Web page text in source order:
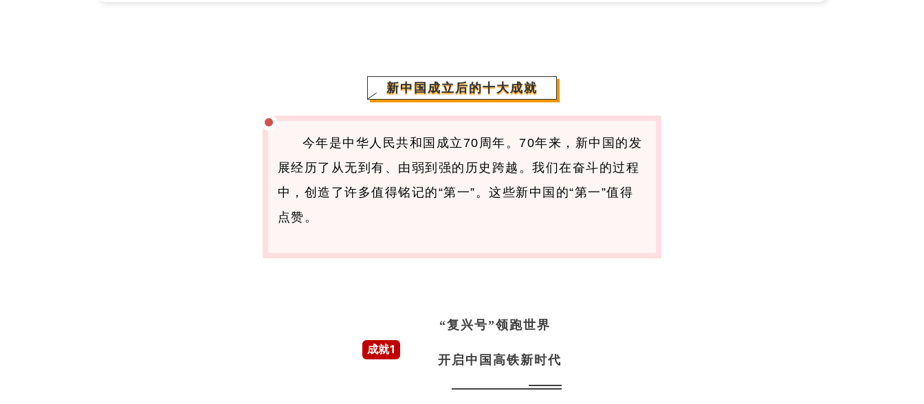
新中国成立后的十大成就
今年是中华人民共和国成立70周年。70年来，新中国的发
展经历了从无到有、由弱到强的历史跨越。我们在奋斗的过程
中，创造了许多值得铭记的“第一”。这些新中国的“第一”值得
点赞。
成就1
“复兴号”领跑世界
开启中国高铁新时代